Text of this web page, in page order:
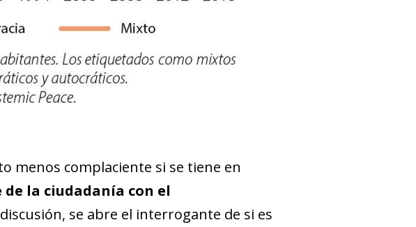
menos complaciente si se tiene en
la ciudadanía con el
se abre el interrogante de si es